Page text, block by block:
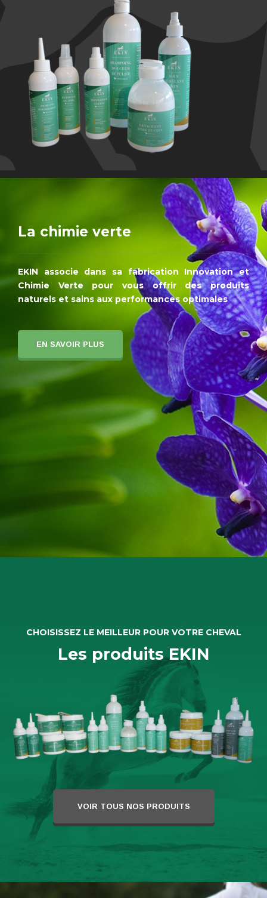
La chimie verte
EKIN associe dans sa fabrication Innovation et
Chimie Verte pour vous offrir des produits
naturels et sains aux performances optimales
EN SAVOIR PLUS
CHOISISSEZ LE MEILLEUR POUR VOTRE CHEVAL
Les produits EKIN
VOIR TOUS NOS PRODUITS